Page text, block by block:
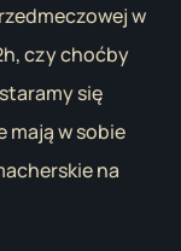
w
czy choćby
się
mają w sobie
na